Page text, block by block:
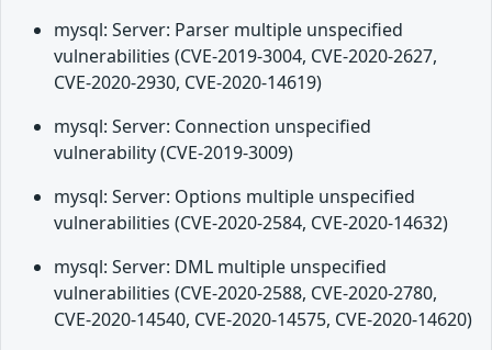
mysql: Server: Parser multiple unspecified
vulnerabilities (CVE-2019-3004, CVE-2020-2627,
CVE-2020-2930, CVE-2020-14619)
mysql: Server: Connection unspecified
vulnerability (CVE-2019-3009)
mysql: Server: Options multiple unspecified
vulnerabilities (CVE-2020-2584, CVE-2020-14632)
mysql: Server: DML multiple unspecified
vulnerabilities (CVE-2020-2588, CVE-2020-2780,
CVE-2020-14540, CVE-2020-14575, CVE-2020-14620)